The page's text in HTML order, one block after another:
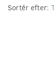
Sortér efter: